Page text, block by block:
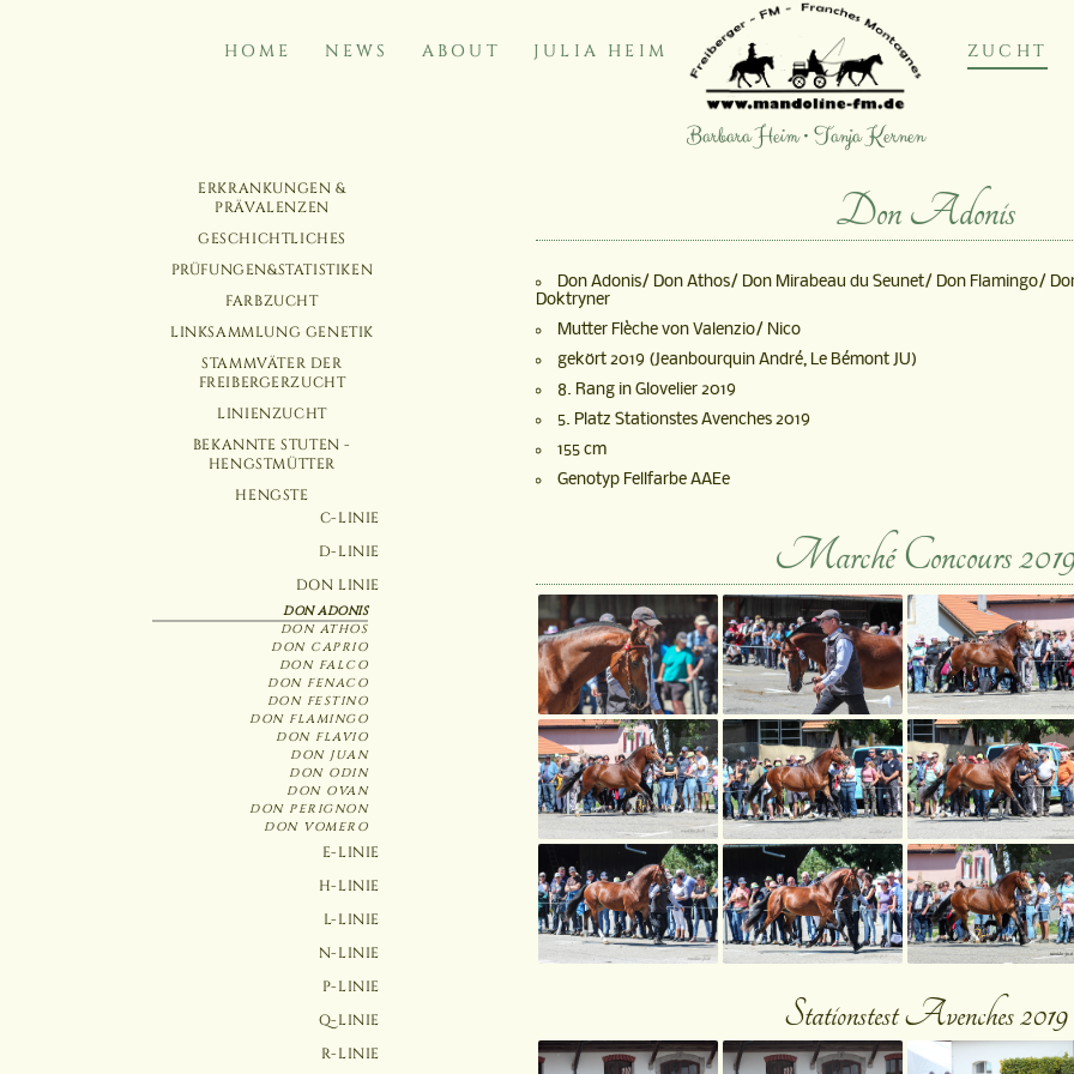
Barbara Heim • Tanja Kernen
HOME NEWS ABOUT JULIA HEIM ZUCHT
NAVIGATION
ÜBERSPRINGEN
ERKRANKUNGEN &
PRÄVALENZEN
GESCHICHTLICHES
PRÜFUNGEN&STATISTIKEN
FARBZUCHT
LINKSAMMLUNG GENETIK
STAMMVÄTER DER
FREIBERGERZUCHT
LINIENZUCHT
BEKANNTE STUTEN -
HENGSTMÜTTER
HENGSTE
C-LINIE
D-LINIE
DON LINIE
DON ADONIS
DON ATHOS
DON CAPRIO
DON FALCO
DON FENACO
DON FESTINO
DON FLAMINGO
DON FLAVIO
DON JUAN
DON ODIN
DON OVAN
DON PERIGNON
DON VOMERO
E-LINIE
H-LINIE
L-LINIE
N-LINIE
P-LINIE
Q-LINIE
R-LINIE
Don Adonis
Don Adonis/ Don Athos/ Don Mirabeau du Seunet/ Don Flamingo/
Doktryner
Mutter Flèche von Valenzio/ Nico
gekört 2019 (Jeanbourquin André, Le Bémont JU)
8. Rang in Glovelier 2019
5. Platz Stationstes Avenches 2019
155 cm
Genotyp Fellfarbe AAEe
Marché Concours
Stationstest Avenches 2019